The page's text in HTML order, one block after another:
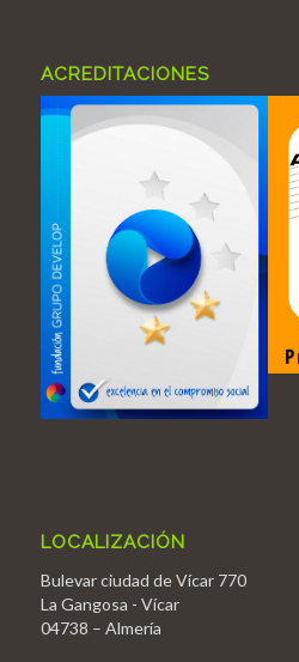
ACREDITACIONES
LOCALIZACIÓN
Bulevar ciudad de Vícar 770
La Gangosa - Vícar
04738 – Almería